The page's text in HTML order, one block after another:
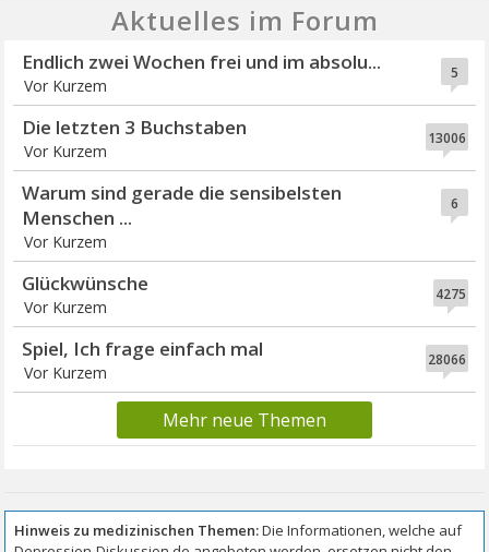
Aktuelles im Forum
5
Endlich zwei Wochen frei und im absolu...
Vor Kurzem
13006
Die letzten 3 Buchstaben
Vor Kurzem
6
Warum sind gerade die sensibelsten
Menschen ...
Vor Kurzem
4275
Glückwünsche
Vor Kurzem
28066
Spiel, Ich frage einfach mal
Vor Kurzem
Mehr neue Themen